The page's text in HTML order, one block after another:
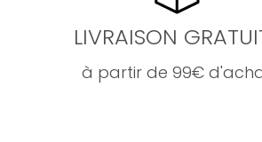
LIVRAISON
à partir de 99€